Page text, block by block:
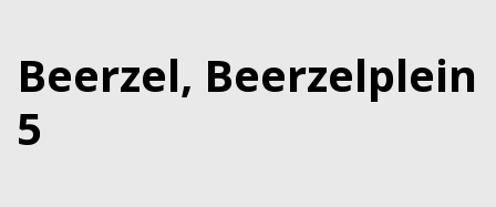
Beerzel, Beerzelplein
5